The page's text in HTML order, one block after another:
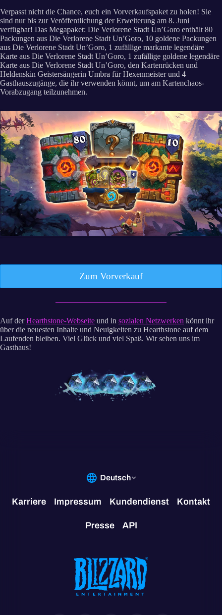
Verpasst nicht die Chance, euch ein Vorverkaufspaket zu holen! Sie
sind nur bis zur Veröffentlichung der Erweiterung am 8. Juni
verfügbar! Das Megapaket: Die Verlorene Stadt Un’Goro enthält 80
Packungen aus Die Verlorene Stadt Un’Goro, 10 goldene Packungen
aus Die Verlorene Stadt Un’Goro, 1 zufällige markante legendäre
Karte aus Die Verlorene Stadt Un’Goro, 1 zufällige goldene legendäre
Karte aus Die Verlorene Stadt Un’Goro, den Kartenrücken und
Heldenskin Geistersängerin Umbra für Hexenmeister und 4
Gasthauszugänge, die ihr verwenden könnt, um am Kartenchaos-
Vorabzugang teilzunehmen.
Zum Vorverkauf
Auf derHearthstone-Webseite und in sozialen Netzwerken könnt ihr
über die neuesten Inhalte und Neuigkeiten zu Hearthstone auf dem
Laufenden bleiben. Viel Glück und viel Spaß. Wir sehen uns im
Gasthaus!